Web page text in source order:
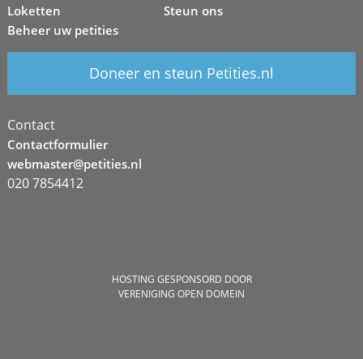
Loketten
Beheer uw petities
Steun ons
Doneer en steun Petities.nl
Contact
Contactformulier
webmaster@petities.nl
020 7854412
HOSTING GESPONSORD DOOR
VERENIGING OPEN DOMEIN